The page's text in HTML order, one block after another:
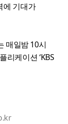
에 기대가
매일밤 10시
리케이션 ‘KBS